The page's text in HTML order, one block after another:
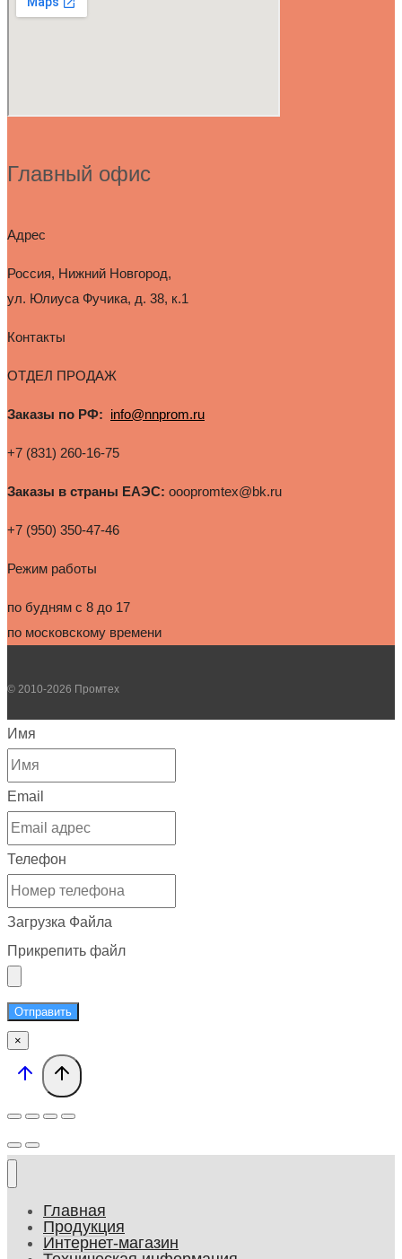
Главный офис
Адрес
Россия, Нижний Новгород,
ул. Юлиуса Фучика, д. 38, к.1
Контакты
ОТДЕЛ ПРОДАЖ
Заказы по РФ: info@nnprom.ru
+7 (831) 260-16-75
Заказы в страны ЕАЭС: ooopromtex@bk.ru
+7 (950) 350-47-46
Режим работы
по будням с 8 до 17
по московскому времени
© 2010-2026 Промтех
Имя
Email
Телефон
Загрузка Файла
Прикрепить файл
Отправить
×
Главная
Продукция
Интернет-магазин